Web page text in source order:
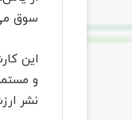
سوق
این
و
نشر